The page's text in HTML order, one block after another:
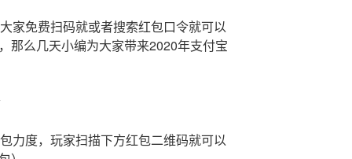
家免费扫码就或者搜索红包口令就可以
那么几天小编为大家带来2020年支付宝
力度，玩家扫描下方红包二维码就可以